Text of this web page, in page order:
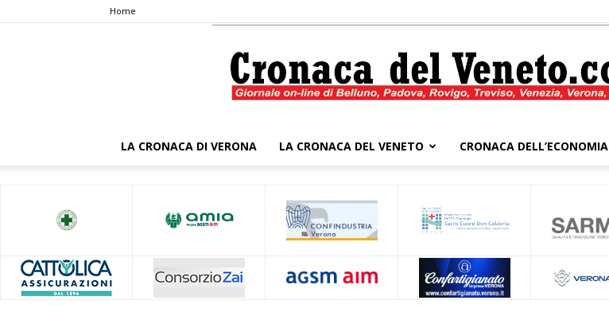
Home
LA CRONACA DI VERONA LA CRONACA DEL VENETO CRONACA DELL’ECONOMIA